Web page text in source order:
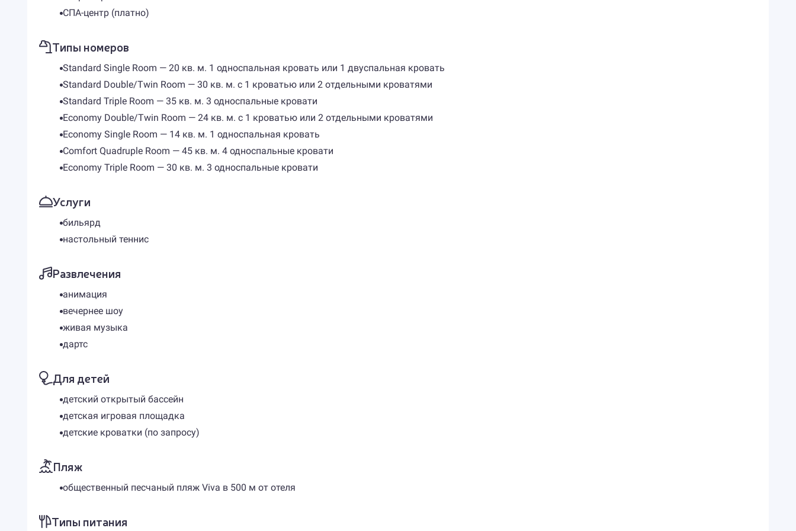
СПА-центр (платно)
Типы номеров
Standard Single Room — 20 кв. м. 1 односпальная кровать или 1 двуспальная кровать
Standard Double/Twin Room — 30 кв. м. с 1 кроватью или 2 отдельными кроватями
Standard Triple Room — 35 кв. м. 3 односпальные кровати
Economy Double/Twin Room — 24 кв. м. с 1 кроватью или 2 отдельными кроватями
Economy Single Room — 14 кв. м. 1 односпальная кровать
Comfort Quadruple Room — 45 кв. м. 4 односпальные кровати
Economy Triple Room — 30 кв. м. 3 односпальные кровати
Услуги
бильярд
настольный теннис
Развлечения
анимация
вечернее шоу
живая музыка
дартс
Для детей
детский открытый бассейн
детская игровая площадка
детские кроватки (по запросу)
Пляж
общественный песчаный пляж Viva в 500 м от отеля
Типы питания